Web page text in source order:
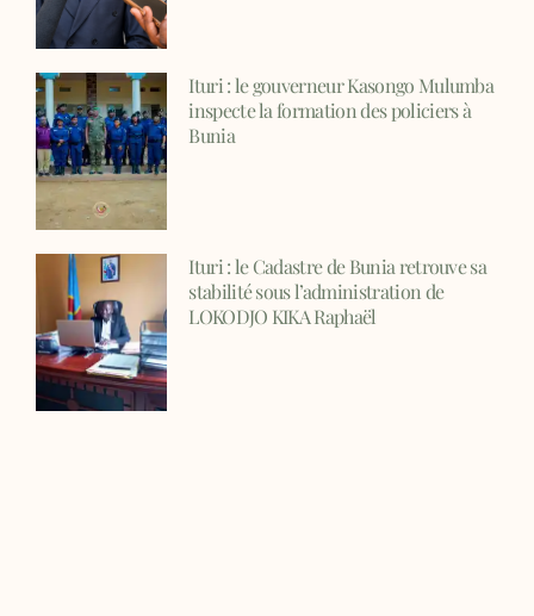
Ituri : le gouverneur Kasongo Mulumba
inspecte la formation des policiers à
Bunia
Ituri : le Cadastre de Bunia retrouve sa
stabilité sous l’administration de
LOKODJO KIKA Raphaël